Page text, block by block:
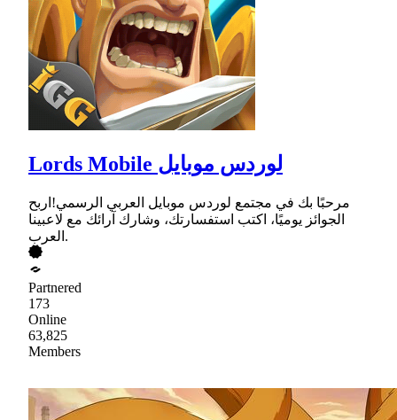
Lords Mobile لوردس موبايل
مرحبًا بك في مجتمع لوردس موبايل العربي الرسمي!اربح
الجوائز يوميًا، اكتب استفسارتك، وشارك آرائك مع لاعبينا
العرب.
Partnered
173
Online
63,825
Members